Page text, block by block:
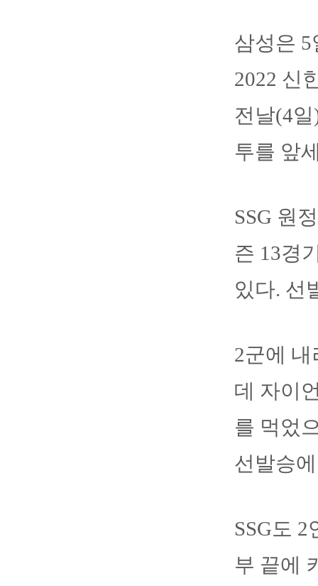
삼성은 5
2022 신
전날(4
투를 앞
SSG 원
즌 13경
있다. 선
2군에
데 자이
를 먹었
선발승
SSG도
부 끝에